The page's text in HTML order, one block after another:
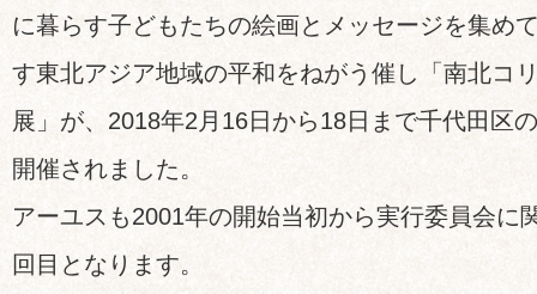
に暮らす子どもたちの絵画とメッセージを集め
す東北アジア地域の平和をねがう催し「南北コ
展」が、2018年2月16日から18日まで千代田区
開催されました。
アーユスも2001年の開始当初から実行委員会に
回目となります。